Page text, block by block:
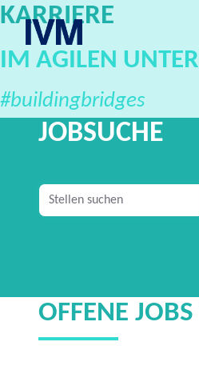
IVM Karriereportal
KARRIERE
IM AGILEN
#buildingbridges
JOBSUCHE
OFFENE